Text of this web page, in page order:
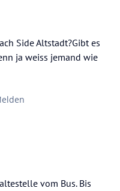
Side Altstadt?Gibt es
ja weiss jemand wie
vom Bus. Bis